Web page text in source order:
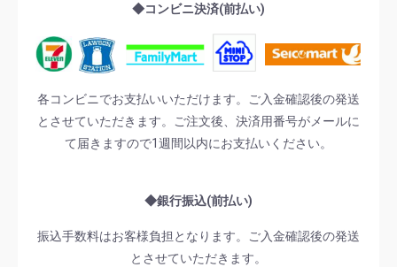
◆コンビニ決済(前払い)
各コンビニでお支払いいただけます。ご入金確認後の発送
とさせていただきます。ご注文後、決済用番号がメールに
て届きますので1週間以内にお支払いください。
◆銀行振込(前払い)
振込手数料はお客様負担となります。ご入金確認後の発送
とさせていただきます。